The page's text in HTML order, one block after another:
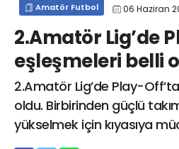
Amatör Futbol 06 Haziran
2.Amatör Lig’de
eşleşmeleri belli
2.Amatör Lig’de Play-
oldu. Birbirinden güçlü
yükselmek için kıyasıya